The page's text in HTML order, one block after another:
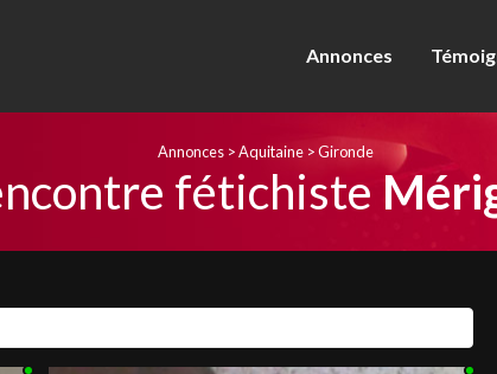
Annonces
Annonces >Aquitaine >Gironde
fétichiste